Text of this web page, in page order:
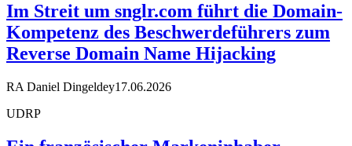
Im Streit um snglr.com führt die Domain-
Kompetenz des Beschwerdeführers zum
Reverse Domain Name Hijacking
RA Daniel Dingeldey17.06.2026
UDRP